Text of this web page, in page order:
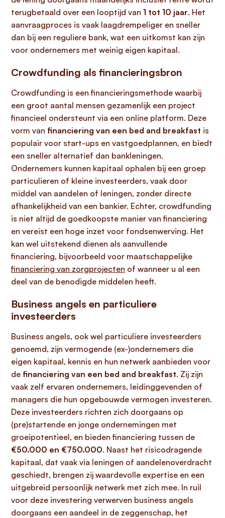
terugbetaald over een looptijd van 1 tot 10 jaar. Het
aanvraagproces is vaak laagdrempeliger en sneller
dan bij een reguliere bank, wat een uitkomst kan zijn
voor ondernemers met weinig eigen kapitaal.
Crowdfunding als financieringsbron
Crowdfunding is een financieringsmethode waarbij
een groot aantal mensen gezamenlijk een project
financieel ondersteunt via een online platform. Deze
vorm van financiering van een bed and breakfast is
populair voor start-ups en vastgoedplannen, en biedt
een sneller alternatief dan bankleningen.
Ondernemers kunnen kapitaal ophalen bij een groep
particulieren of kleine investeerders, vaak door
middel van aandelen of leningen, zonder directe
afhankelijkheid van een bankier. Echter, crowdfunding
is niet altijd de goedkoopste manier van financiering
en vereist een hoge inzet voor fondsenwerving. Het
kan wel uitstekend dienen als aanvullende
financiering, bijvoorbeeld voor maatschappelijke
financiering van zorgprojecten of wanneer u al een
deel van de benodigde middelen heeft.
Business angels en particuliere
investeerders
Business angels, ook wel particuliere investeerders
genoemd, zijn vermogende (ex-)ondernemers die
eigen kapitaal, kennis en hun netwerk aanbieden voor
de financiering van een bed and breakfast. Zij zijn
vaak zelf ervaren ondernemers, leidinggevenden of
managers die hun opgebouwde vermogen investeren.
Deze investeerders richten zich doorgaans op
(pre)startende en jonge ondernemingen met
groeipotentieel, en bieden financiering tussen de
€50.000 en €750.000. Naast het risicodragende
kapitaal, dat vaak via leningen of aandelenoverdracht
geschiedt, brengen zij waardevolle expertise en een
uitgebreid persoonlijk netwerk met zich mee. In ruil
voor deze investering verwerven business angels
doorgaans een aandeel in de zeggenschap, het